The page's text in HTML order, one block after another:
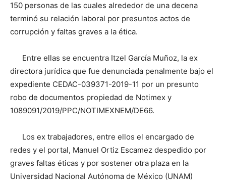
150 personas de las cuales alrededor de una decena
terminó su relación laboral por presuntos actos de
corrupción y faltas graves a la ética.
Entre ellas se encuentra Itzel García Muñoz, la ex
directora jurídica que fue denunciada penalmente bajo el
expediente CEDAC-039371-2019-11 por un presunto
robo de documentos propiedad de Notimex y
1089091/2019/PPC/NOTIMEXNEM/DE66.
Los ex trabajadores, entre ellos el encargado de
redes y el portal, Manuel Ortiz Escamez despedido por
graves faltas éticas y por sostener otra plaza en la
Universidad Nacional Autónoma de México (UNAM)